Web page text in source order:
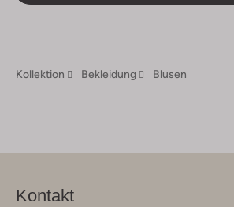
Kollektion Bekleidung Blusen
Kontakt